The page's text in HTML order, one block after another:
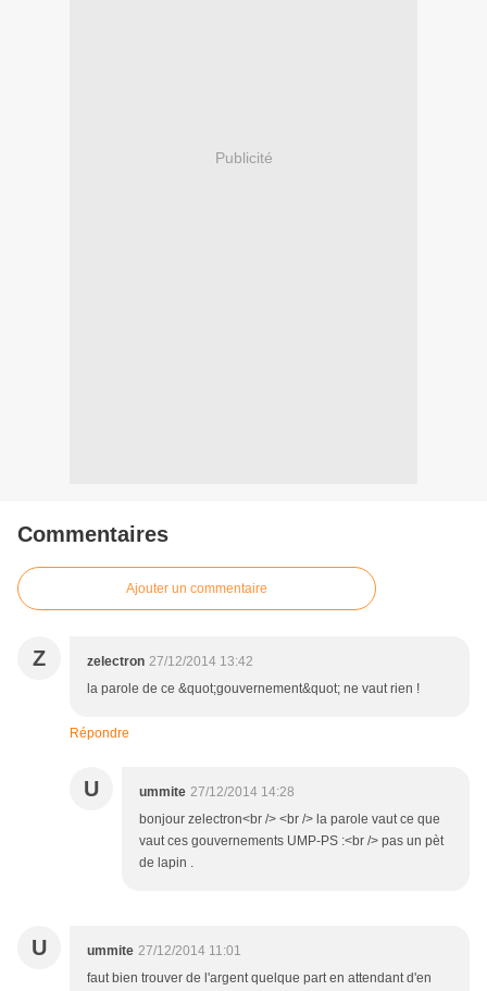
Publicité
Commentaires
Ajouter un commentaire
Z zelectron 27/12/2014 13:42
la parole de ce &quot;gouvernement&quot; ne vaut rien !
Répondre
U ummite 27/12/2014 14:28
bonjour zelectron<br /> <br /> la parole vaut ce que
vaut ces gouvernements UMP-PS :<br /> pas un pèt
de lapin .
U ummite 27/12/2014 11:01
faut bien trouver de l'argent quelque part en attendant d'en